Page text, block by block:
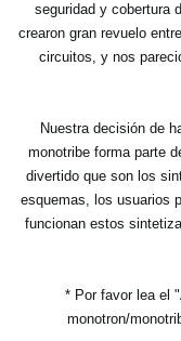
seguridad y cobertura
crearon gran revuelo
circuitos, y nos
Nuestra decisión de
monotribe forma parte
divertido que son los
esquemas, los usuarios
funcionan estos
* Por favor lea el
monotron/